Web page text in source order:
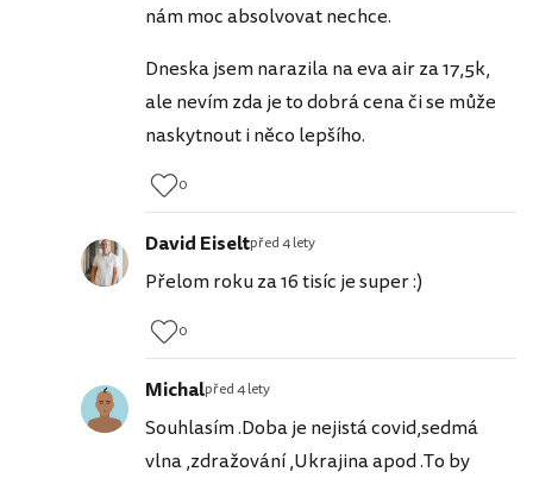
nám moc absolvovat nechce.
Dneska jsem narazila na eva air za 17,5k,
ale nevím zda je to dobrá cena či se může
naskytnout i něco lepšího.
0
David Eiseltpřed 4 lety
Přelom roku za 16 tisíc je super :)
0
Michalpřed 4 lety
Souhlasím .Doba je nejistá covid,sedmá
vlna ,zdražování ,Ukrajina apod .To by